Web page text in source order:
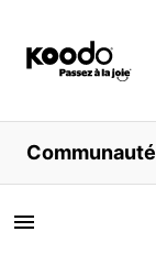
Magasiner
Libre service
Aide
Communauté